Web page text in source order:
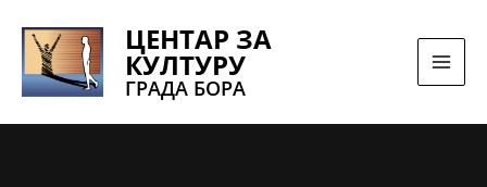
sadržaj
ЦЕНТАР ЗА
КУЛТУРУ
ГРАДА БОРА